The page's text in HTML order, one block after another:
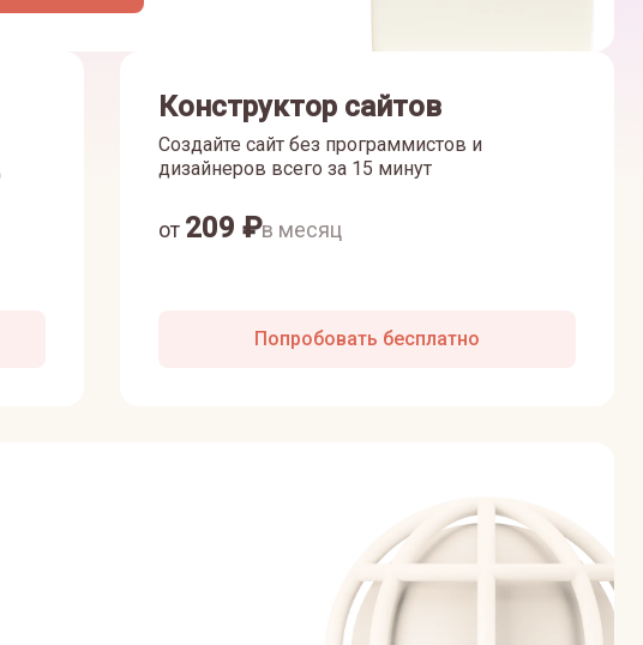
Конструктор сайтов
Создайте сайт без программистов и
дизайнеров всего за 15 минут
от 209 ₽в месяц
Попробовать бесплатно